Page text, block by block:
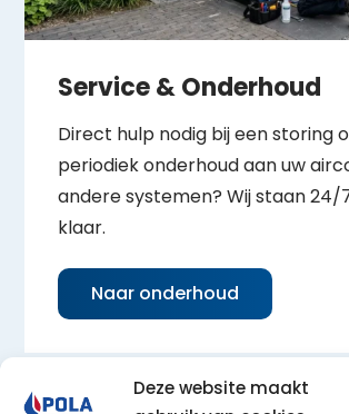
Deze website maakt
Service & Onderhoud
Direct hulp nodig bij een storing
periodiek onderhoud aan uw
andere systemen? Wij staan 24/
klaar.
Naar onderhoud